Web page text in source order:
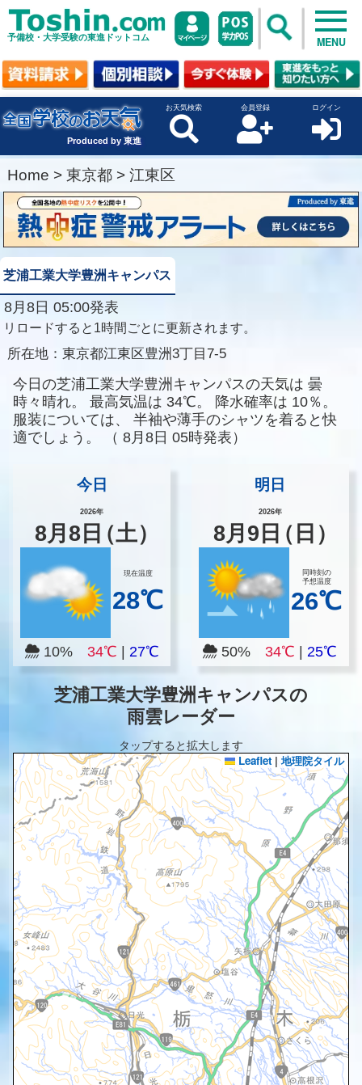
予備校・大学受験の東進ドットコム MENU
Produced by 東進
お天気検索 会員登録 ログイン
Home > 東京都 > 江東区
芝浦工業大学豊洲キャンパス
8月8日 05:00発表
リロードすると1時間ごとに更新されます。
所在地： 東京都江東区豊洲3丁目7-5
今日の芝浦工業大学豊洲キャンパスの天気は 曇
時々晴れ。
最高気温は 34℃。 降水確率は 10％。
服装については、
半袖や薄手のシャツを着ると快
適でしょう。
（ 8月8日 05時発表）
今日
2026年
8月8 日（土）
現在温度
28℃
10% 34℃ 27℃
明日
2026年
8月 9 日（日）
同時刻の
予想温度
26℃
50%34℃ |25℃
芝浦工業大学豊洲キャンパスの
雨雲レーダー
タップすると拡大します
Leaflet | 地理院タイル